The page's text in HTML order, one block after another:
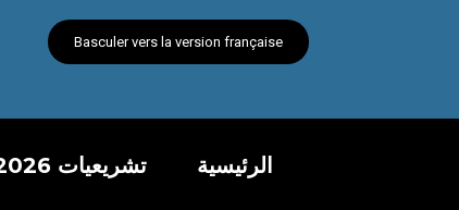
Basculer vers la version française
الرئيسية تشريعيات 2026